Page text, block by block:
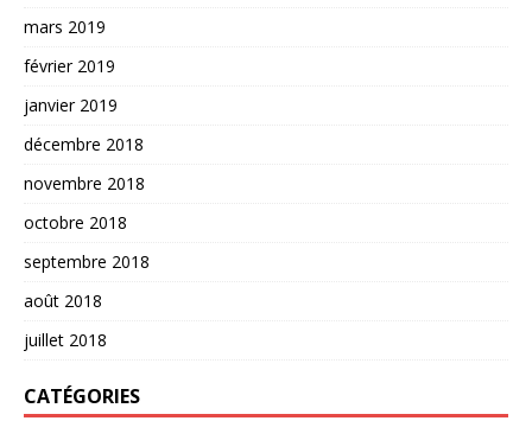
mars 2019
février 2019
janvier 2019
décembre 2018
novembre 2018
octobre 2018
septembre 2018
août 2018
juillet 2018
CATÉGORIES